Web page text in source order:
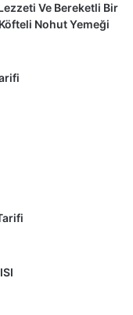
Ve Bereketli Bir
Nohut Yemeği